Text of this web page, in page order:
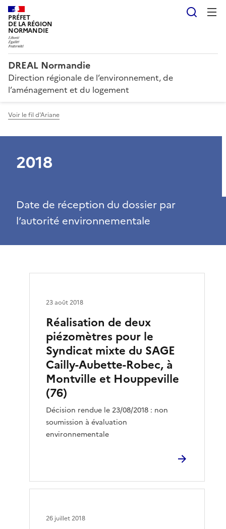
PRÉFET
DE LA RÉGION
NORMANDIE
DREAL Normandie
Direction régionale de l’environnement, de
l’aménagement et du logement
Voir le fil d'Ariane
2018
Date de réception du dossier par
l’autorité environnementale
Réalisation de deux
piézomètres pour le
Syndicat mixte du SAGE
Cailly-Aubette-Robec, à
Montville et Houppeville
(76)
Décision rendue le 23/08/2018 : non
soumission à évaluation
environnementale
23 août 2018
26 juillet 2018